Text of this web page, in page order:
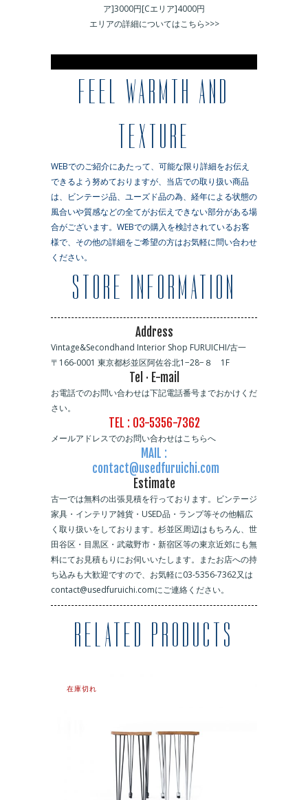
ア]3000円[Cエリア]4000円
エリアの詳細についてはこちら>>>
FEEL WARMTH AND
TEXTURE
WEBでのご紹介にあたって、可能な限り詳細をお伝え
できるよう努めておりますが、当店での取り扱い商品
は、ビンテージ品、ユーズド品の為、経年による状態の
風合いや質感などの全てがお伝えできない部分がある場
合がございます。WEBでの購入を検討されているお客
様で、その他の詳細をご希望の方はお気軽に問い合わせ
ください。
STORE INFORMATION
Address
Vintage&Secondhand Interior Shop FURUICHI/古一
〒166-0001 東京都杉並区阿佐谷北1−28−８ 1F
Tel · E-mail
お電話でのお問い合わせは下記電話番号までおかけくだ
さい。
TEL : 03-5356-7362
メールアドレスでのお問い合わせはこちらへ
MAIL :
contact@usedfuruichi.com
Estimate
古一では無料の出張見積を行っております。ビンテージ
家具・インテリア雑貨・USED品・ランプ等その他幅広
く取り扱いをしております。杉並区周辺はもちろん、世
田谷区・目黒区・武蔵野市・新宿区等の東京近郊にも無
料にてお見積もりにお伺いいたします。またお店への持
ち込みも大歓迎ですので、お気軽に03-5356-7362又は
contact@usedfuruichi.comにご連絡ください。
RELATED PRODUCTS
在庫切れ